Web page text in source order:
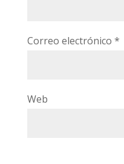
Correo electrónico *
Web